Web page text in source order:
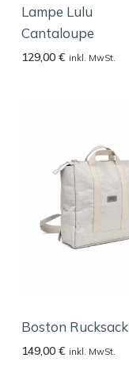
Lampe Lulu
Cantaloupe
129,00€ inkl. MwSt.
Boston Rucksack
149,00€ inkl. MwSt.